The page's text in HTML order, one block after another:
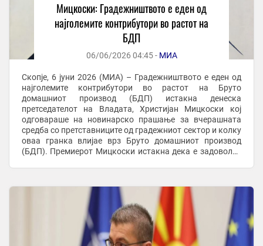
Мицкоски: Градежништвото е еден од
најголемите контрибутори во растот на
БДП
06/06/2026 04:45 - МИА
Скопје, 6 јуни 2026 (МИА) – Градежништвото е еден од
најголемите контрибутори во растот на Бруто
домашниот производ (БДП) истакна денеска
претседателот на Владата, Христијан Мицкоски кој
одговараше на новинарско прашање за вчерашната
средба со претставниците од градежниот сектор и колку
оваа гранка влијае врз Бруто домашниот производ
(БДП). Премиерот Мицкоски истакна дека е задоволен